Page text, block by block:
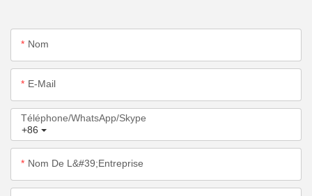
Nom
E-Mail
+86
Téléphone/WhatsApp/Skype
Nom De L&#39;entreprise